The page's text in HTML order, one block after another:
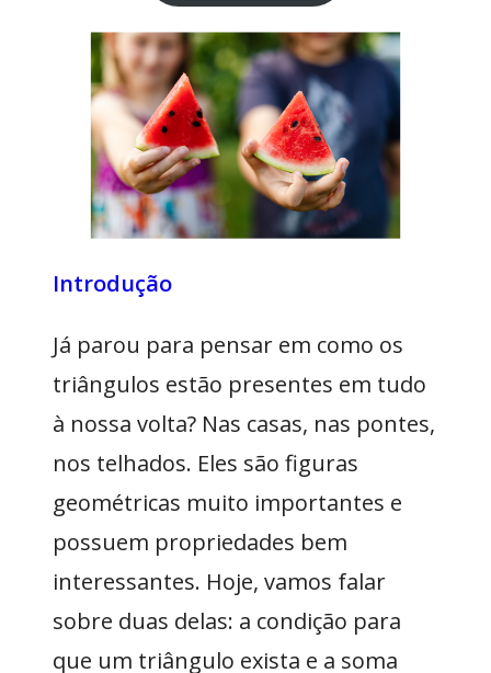
Introdução
Já parou para pensar em como os
triângulos estão presentes em tudo
à nossa volta? Nas casas, nas pontes,
nos telhados. Eles são figuras
geométricas muito importantes e
possuem propriedades bem
interessantes. Hoje, vamos falar
sobre duas delas: a condição para
que um triângulo exista e a soma